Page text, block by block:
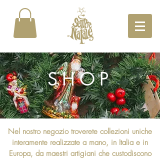
SHOP
Nel nostro negozio troverete collezioni uniche
interamente realizzate a mano, in Italia e in
Europa, da maestri artigiani che custodiscono